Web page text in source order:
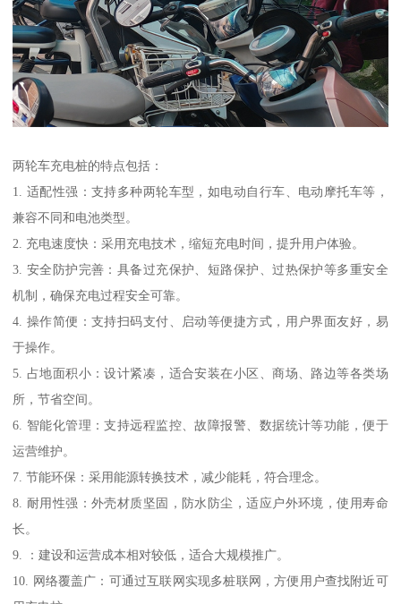
两轮车充电桩的特点包括：
1. 适配性强：支持多种两轮车型，如电动自行车、电动摩托车等，
兼容不同和电池类型。
2. 充电速度快：采用充电技术，缩短充电时间，提升用户体验。
3. 安全防护完善：具备过充保护、短路保护、过热保护等多重安全
机制，确保充电过程安全可靠。
4. 操作简便：支持扫码支付、启动等便捷方式，用户界面友好，易
于操作。
5. 占地面积小：设计紧凑，适合安装在小区、商场、路边等各类场
所，节省空间。
6. 智能化管理：支持远程监控、故障报警、数据统计等功能，便于
运营维护。
7. 节能环保：采用能源转换技术，减少能耗，符合理念。
8. 耐用性强：外壳材质坚固，防水防尘，适应户外环境，使用寿命
长。
9. ：建设和运营成本相对较低，适合大规模推广。
10. 网络覆盖广：可通过互联网实现多桩联网，方便用户查找附近可